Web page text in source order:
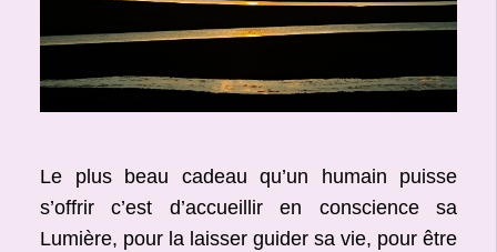
Le plus beau cadeau qu’un humain puisse
s’offrir c’est d’accueillir en conscience sa
Lumière, pour la laisser guider sa vie, pour être